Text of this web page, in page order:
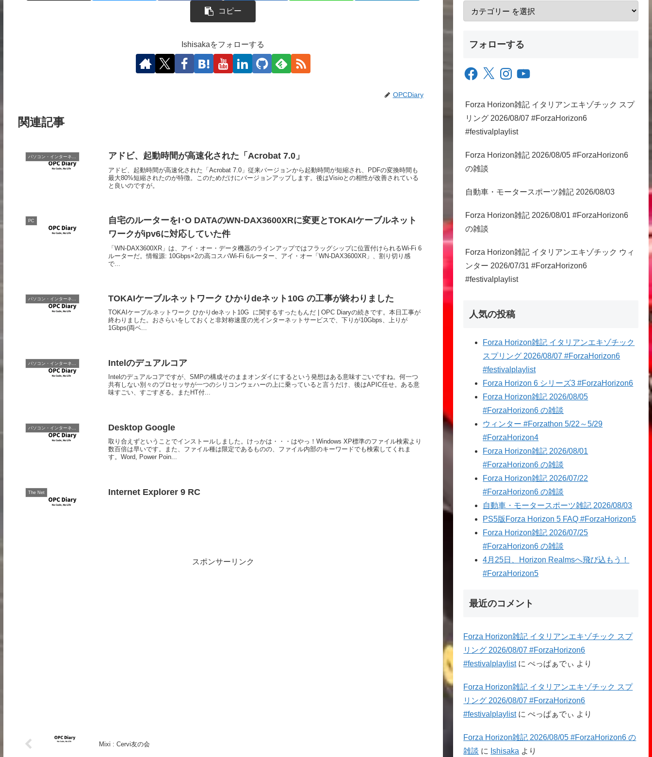
コピー
Ishisakaをフォローする
OPCDiary
関連記事
アドビ、起動時間が高速化された「Acrobat 7.0」
アドビ、起動時間が高速化された「Acrobat 7.0」従来バージョンから起動時間が短縮され、PDFの変換時間も
最大80%短縮されたのが特徴。このためだけにバージョンアップします。後はVisioとの相性が改善されている
と良いのですが。
PC
自宅のルーターをI･O DATAのWN-DAX3600XRに変更とTOKAIケーブルネット
ワークがipv6に対応していた件
「WN-DAX3600XR」は、アイ・オー・データ機器のラインアップではフラッグシップに位置付けられるWi-Fi 6
ルーターだ。情報源: 10Gbps×2の高コスパWi-Fi 6ルーター、アイ・オー「WN-DAX3600XR」、割り切り感
で...
パソコン・インターネット TOKAIケーブルネットワーク ひかりdeネット10G の工事が終わりました
TOKAIケーブルネットワーク ひかりdeネット10G に関するすったもんだ | OPC Diaryの続きです。本日工事が
終わりました。おさらいをしておくと非対称速度の光インターネットサービスで、下りが10Gbps、上りが
1Gbps(両ベ...
パソコン・インターネット Intelのデュアルコア
Intelのデュアルコアですが、SMPの構成そのままオンダイにするという発想はある意味すごいですね。何一つ
共有しない別々のプロセッサが一つのシリコンウェハーの上に乗っていると言うだけ、後はAPIC任せ。ある意
味すごい、すごすぎる。またHT付...
パソコン・インターネット Desktop Google
取り合えずということでインストールしました。けっかは・・・はやっ！Windows XP標準のファイル検索より
数百倍は早いです。また、ファイル種は限定であるものの、ファイル内部のキーワードでも検索してくれま
す。Word, Power Poin...
The Net Internet Explorer 9 RC
スポンサーリンク
Mixi : Cervi友の会
フォローする
Facebook
X InstagramYouTube
Forza Horizon雑記 イタリアンエキゾチック スプ
リング 2026/08/07 #ForzaHorizon6
#festivalplaylist
Forza Horizon雑記 2026/08/05 #ForzaHorizon6
の雑談
自動車・モータースポーツ雑記 2026/08/03
Forza Horizon雑記 2026/08/01 #ForzaHorizon6
の雑談
Forza Horizon雑記 イタリアンエキゾチック ウィ
ンター 2026/07/31 #ForzaHorizon6
#festivalplaylist
人気の投稿
Forza Horizon雑記 イタリアンエキゾチック
スプリング 2026/08/07 #ForzaHorizon6
#festivalplaylist
Forza Horizon 6 シリーズ3 #ForzaHorizon6
Forza Horizon雑記 2026/08/05
#ForzaHorizon6 の雑談
ウィンター #Forzathon 5/22～5/29
#ForzaHorizon4
Forza Horizon雑記 2026/08/01
#ForzaHorizon6 の雑談
Forza Horizon雑記 2026/07/22
#ForzaHorizon6 の雑談
自動車・モータースポーツ雑記 2026/08/03
PS5版Forza Horizon 5 FAQ #ForzaHorizon5
Forza Horizon雑記 2026/07/25
#ForzaHorizon6 の雑談
4月25日、Horizon Realmsへ飛び込もう！
#ForzaHorizon5
最近のコメント
Forza Horizon雑記 イタリアンエキゾチック スプ
リング 2026/08/07 #ForzaHorizon6
#festivalplaylistにぺっぱぁでぃ より
Forza Horizon雑記 イタリアンエキゾチック スプ
リング 2026/08/07 #ForzaHorizon6
#festivalplaylistにぺっぱぁでぃ より
Forza Horizon雑記 2026/08/05 #ForzaHorizon6 の
雑談 に Ishisaka より